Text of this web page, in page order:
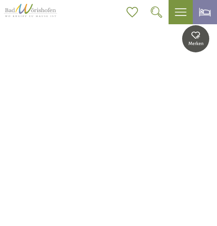
Merken